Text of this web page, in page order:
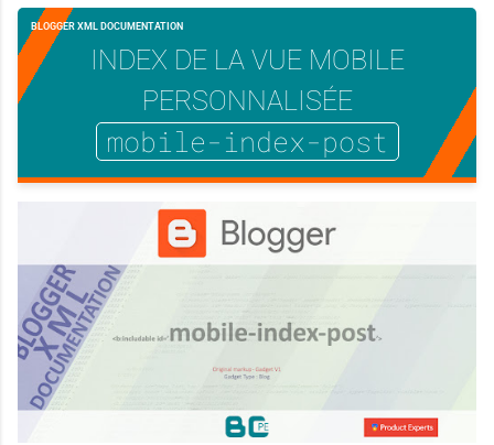
INDEX DE LA VUE MOBILE
PERSONNALISÉE
mobile-index-post
BLOGGER XML DOCUMENTATION